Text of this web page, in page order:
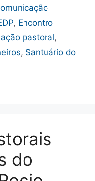
, Encontro
pastoral,
, Santuário do
do